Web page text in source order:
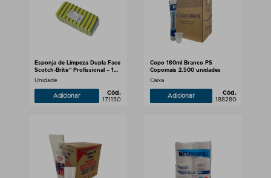
Esponja de Limpeza Dupla Face
Scotch-Brite™ Profissional – 10
unidades, 75 x 110mm
Unidade
Adicionar
Cód.
171150
Copo 180ml Branco PS
Copomais 2.500 unidades
Caixa
Adicionar
Cód.
188280